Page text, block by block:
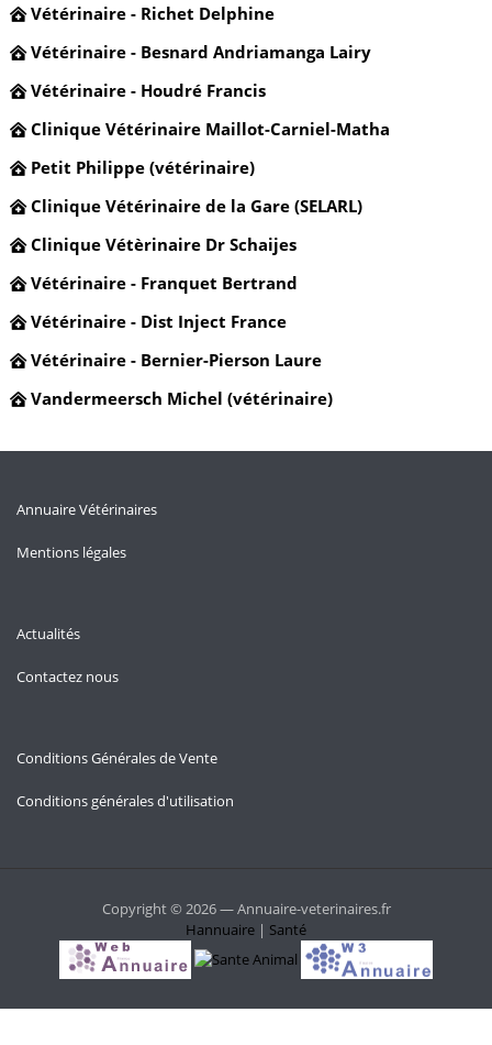
Vétérinaire - Richet Delphine
Vétérinaire - Besnard Andriamanga Lairy
Vétérinaire - Houdré Francis
Clinique Vétérinaire Maillot-Carniel-Matha
Petit Philippe (vétérinaire)
Clinique Vétérinaire de la Gare (SELARL)
Clinique Vétèrinaire Dr Schaijes
Vétérinaire - Franquet Bertrand
Vétérinaire - Dist Inject France
Vétérinaire - Bernier-Pierson Laure
Vandermeersch Michel (vétérinaire)
Annuaire Vétérinaires
Mentions légales
Actualités
Contactez nous
Conditions Générales de Vente
Conditions générales d'utilisation
Copyright © 2026 — Annuaire-veterinaires.fr
Hannuaire | Santé